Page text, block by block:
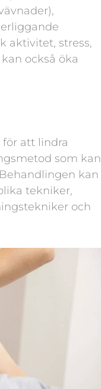
aktivitet, stress,
också öka
att lindra
som kan
kan
tekniker,
och